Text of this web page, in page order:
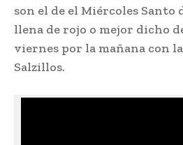
son el de el Miércoles Santo
llena de rojo o mejor dicho
viernes por la mañana con
Salzillos.